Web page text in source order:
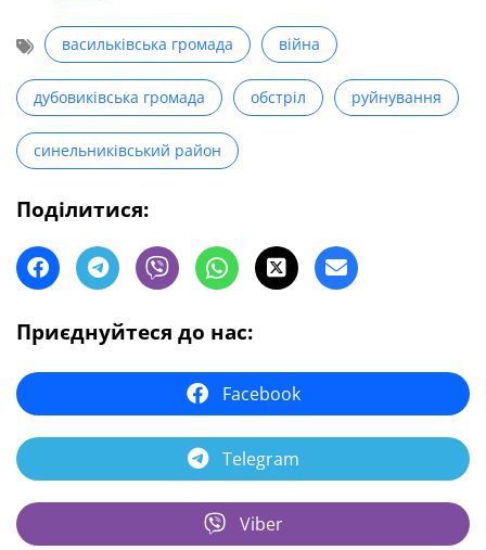
васильківська громада війна
дубовиківська громада обстріл руйнування
синельниківський район
Поділитися:
Приєднуйтеся до нас:
Facebook
Telegram
Viber